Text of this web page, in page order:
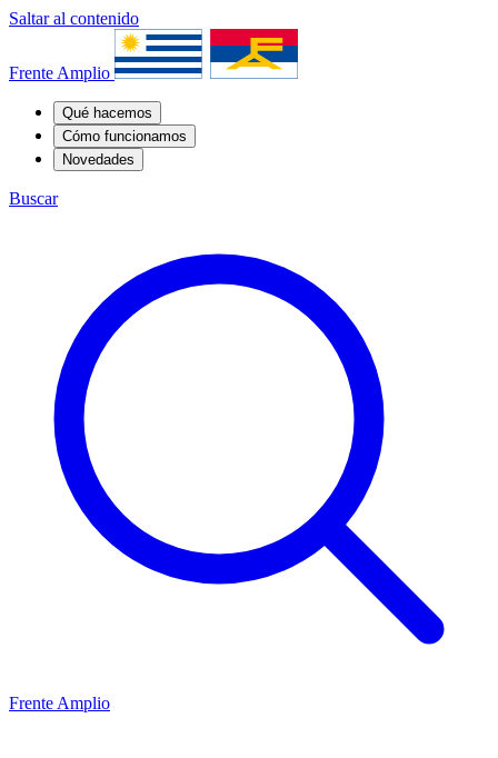
Saltar al contenido
Frente Amplio
Qué hacemos
Cómo funcionamos
Novedades
Buscar
Frente Amplio